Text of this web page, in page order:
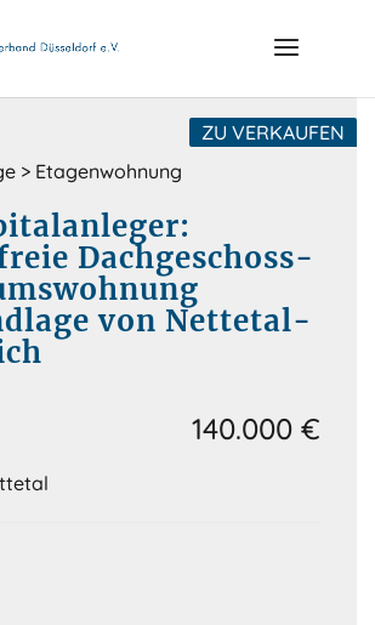
> Etagenwohnung
ZU VERKAUFEN
Dachgeschoss-
von Nettetal-
140.000 €